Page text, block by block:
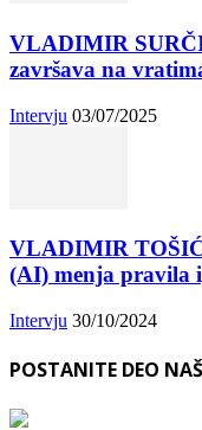
VLADIMIR
završava na
Intervju 03/07/2025
VLADIMIR
(AI) menja pravila
Intervju 30/10/2024
POSTANITE DEO